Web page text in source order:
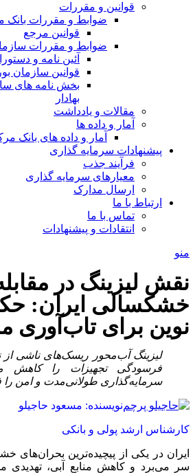
قوانین و مقررات
ضوابط و مقررات بانک
قوانين مرجع
ضوابط و مقررات
آئین نامه و
قوانین سازمان
بخش نامه های
بهادار
مقالات و یادداشت
آمار و داده ها
آمار و داده های بانک
پیشنهادات سرمایه گذاری
فرآیند جذب
معیارهای سرمایه گذاری
ارسال مدارک
ارتباط با ما
تماس با ما
انتقادات و پیشنهادات
منو
نقش لیزینگ در
خشکسالی ایران:
نوین برای تاب‌آوری
لیزینگ آب‌محور ریسک‌های ناشی از
فرسودگی تجهیزات را کاهش
سرمایه‌گذاری طولانی‌مدت و امن را
نویسنده: مسعود حاجیلو
کارشناس ارشد پولی و بانکی
ایران در یکی از پیچیده‌ترین بحران‌های
سر می‌برد و کاهش منابع آبی، تهدیدی